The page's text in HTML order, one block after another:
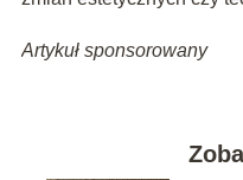
Artykuł sponsorowany